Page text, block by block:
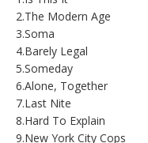
2.The Modern Age
3.Soma
4.Barely Legal
5.Someday
6.Alone, Together
7.Last Nite
8.Hard To Explain
9.New York City Cops